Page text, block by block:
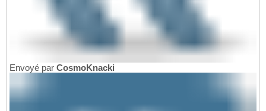
Envoyé par CosmoKnacki